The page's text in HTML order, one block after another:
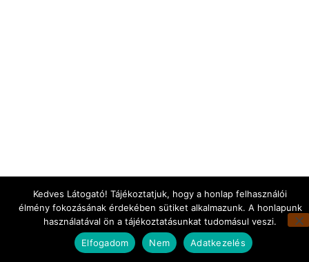
Kedves Látogató! Tájékoztatjuk, hogy a honlap felhasználói
élmény fokozásának érdekében sütiket alkalmazunk. A honlapunk
használatával ön a tájékoztatásunkat tudomásul veszi.
Elfogadom
Nem Adatkezelés